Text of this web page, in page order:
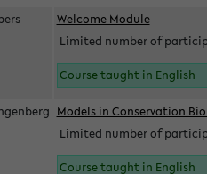
Welcome Module
Limited number of
Course taught in English
Models in Conservation
Limited number of
Course taught in English